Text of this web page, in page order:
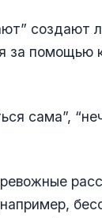
создают
за помощью
сама”,